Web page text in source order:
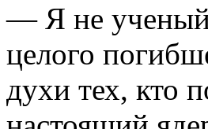
— Я не
целого
духи тех, кто